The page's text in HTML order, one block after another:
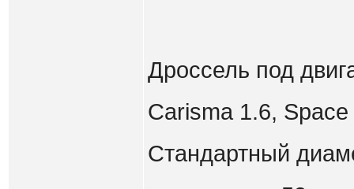
Дроссель под
Carisma 1.6,
Стандартный